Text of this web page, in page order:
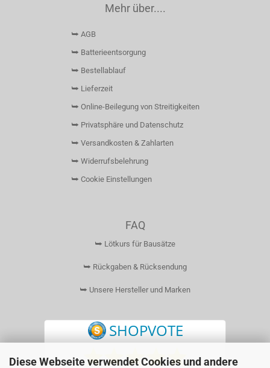
Diese Webseite verwendet Cookies und andere
Mehr über....
⮩ AGB
⮩ Batterieentsorgung
⮩ Bestellablauf
⮩ Lieferzeit
⮩ Online-Beilegung von Streitigkeiten
⮩ Privatsphäre und Datenschutz
⮩ Versandkosten & Zahlarten
⮩ Widerrufsbelehrung
⮩ Cookie Einstellungen
FAQ
⮩ Lötkurs für Bausätze
⮩ Rückgaben & Rücksendung
⮩ Unsere Hersteller und Marken